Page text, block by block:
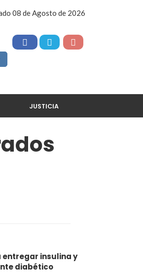
08 de Agosto de 2026
JUSTICIA
insulina y
diabético